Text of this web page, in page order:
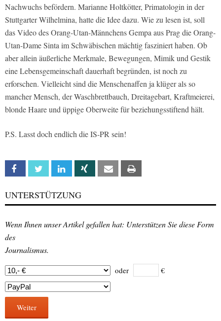
Nachwuchs befördern. Marianne Holtkötter, Primatologin in der
Stuttgarter Wilhelmina, hatte die Idee dazu. Wie zu lesen ist, soll
das Video des Orang-Utan-Männchens Gempa aus Prag die Orang-
Utan-Dame Sinta im Schwäbischen mächtig fasziniert haben. Ob
aber allein äußerliche Merkmale, Bewegungen, Mimik und Gestik
eine Lebensgemeinschaft dauerhaft begründen, ist noch zu
erforschen. Vielleicht sind die Menschenaffen ja klüger als so
mancher Mensch, der Waschbrettbauch, Dreitagebart, Kraftmeierei,
blonde Haare und üppige Oberweite für beziehungsstiftend hält.
P.S. Lasst doch endlich die IS-PR sein!
Facebook Twitter Linkedin Xing Email
UNTERSTÜTZUNG
Wenn Ihnen unser Artikel gefallen hat: Unterstützen Sie diese Form
des
Journalismus.
oder €
Weiter